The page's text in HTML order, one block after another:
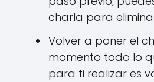
charla para
Volver a poner el
momento todo lo
para ti realizar es